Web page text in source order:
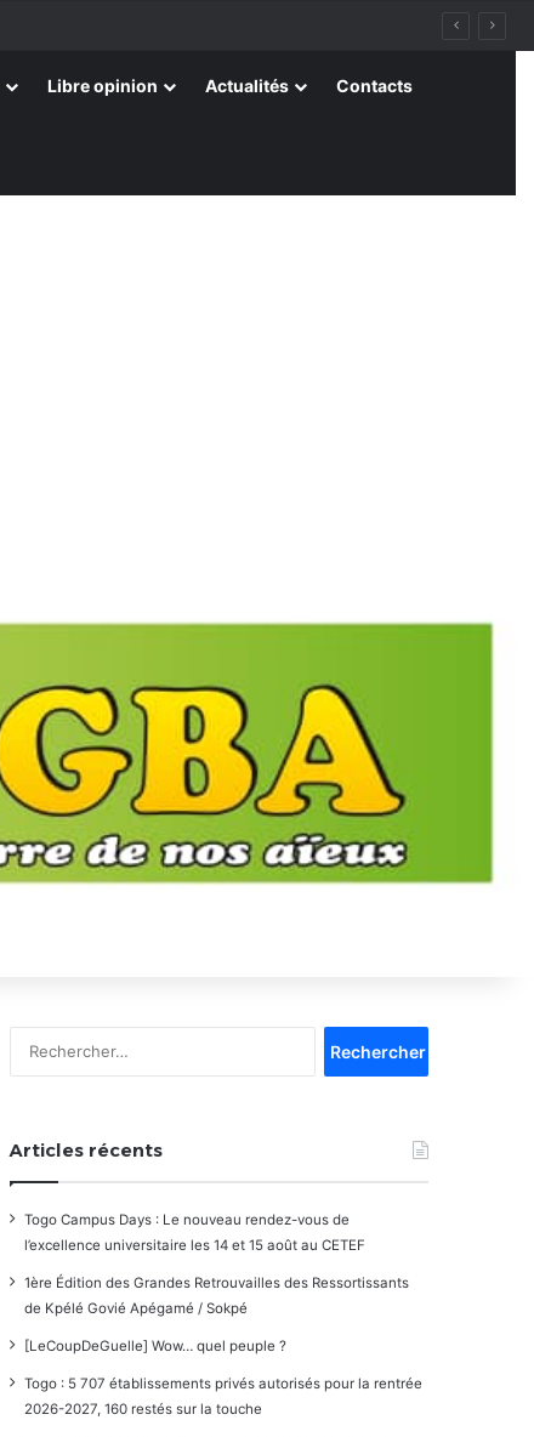
Libre opinion Actualités Contacts
Articles récents
Togo Campus Days : Le nouveau rendez-vous de
l’excellence universitaire les 14 et 15 août au CETEF
1ère Édition des Grandes Retrouvailles des Ressortissants
de Kpélé Govié Apégamé / Sokpé
[LeCoupDeGuelle] Wow… quel peuple ?
Togo : 5 707 établissements privés autorisés pour la rentrée
2026-2027, 160 restés sur la touche